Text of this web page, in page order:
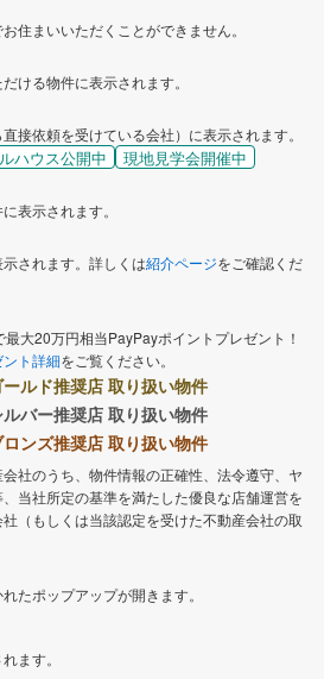
住まいいただくことができません。
ける物件に表示されます。
接依頼を受けている会社）に表示されます。
ハウス公開中
現地見学会開催中
表示されます。
されます。詳しくは紹介ページをご確認くだ
最大20万円相当PayPayポイントプレゼント！
ト詳細をご覧ください。
ールド推奨店 取り扱い物件
ルバー推奨店 取り扱い物件
ロンズ推奨店 取り扱い物件
社のうち、物件情報の正確性、法令遵守、ヤ
当社所定の基準を満たした優良な店舗運営を
（もしくは当該認定を受けた不動産会社の取
たポップアップが開きます。
ます。